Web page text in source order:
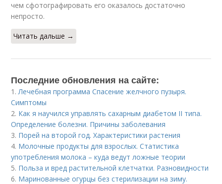
чем сфотографировать его оказалось достаточно
непросто.
Читать дальше →
Последние обновления на сайте:
1.Лечебная программа Спасение желчного пузыря.
Симптомы
2. Как я научился управлять сахарным диабетом II типа.
Определение болезни. Причины заболевания
3. Порей на второй год. Характеристики растения
4. Молочные продукты для взрослых. Статистика
употребления молока – куда ведут ложные теории
5. Польза и вред растительной клетчатки. Разновидности
6. Маринованные огурцы без стерилизации на зиму.